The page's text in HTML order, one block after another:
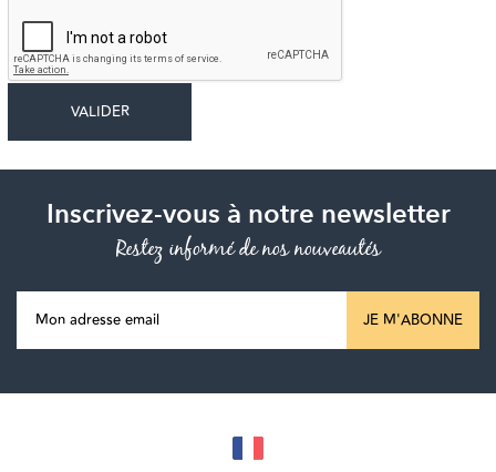
Inscrivez-vous à notre newsletter
Restez informé de nos nouveautés
JE M'ABONNE